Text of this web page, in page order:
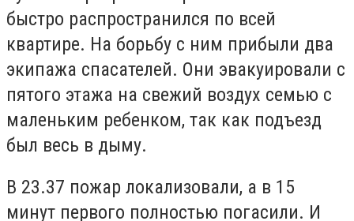
быстро распространился по всей
квартире. На борьбу с ним прибыли два
экипажа спасателей. Они эвакуировали с
пятого этажа на свежий воздух семью с
маленьким ребенком, так как подъезд
был весь в дыму.
В 23.37 пожар локализовали, а в 15
минут первого полностью погасили. И